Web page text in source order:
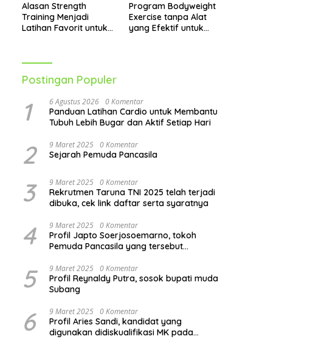
Alasan Strength
Training Menjadi
Latihan Favorit untuk
Program Bodyweight
Exercise tanpa Alat
yang Efektif untuk
Postingan Populer
1 6 Agustus 2026 0 Komentar
Panduan Latihan Cardio untuk Membantu
Tubuh Lebih Bugar dan Aktif Setiap Hari
2 9 Maret 2025 0 Komentar
Sejarah Pemuda Pancasila
3 9 Maret 2025 0 Komentar
Rekrutmen Taruna TNI 2025 telah terjadi
dibuka, cek link daftar serta syaratnya
4 9 Maret 2025 0 Komentar
Profil Japto Soerjosoemarno, tokoh
Pemuda Pancasila yang tersebut
5 9 Maret 2025 0 Komentar
Profil Reynaldy Putra, sosok bupati muda
Subang
6 9 Maret 2025 0 Komentar
Profil Aries Sandi, kandidat yang
digunakan didiskualifikasi MK pada